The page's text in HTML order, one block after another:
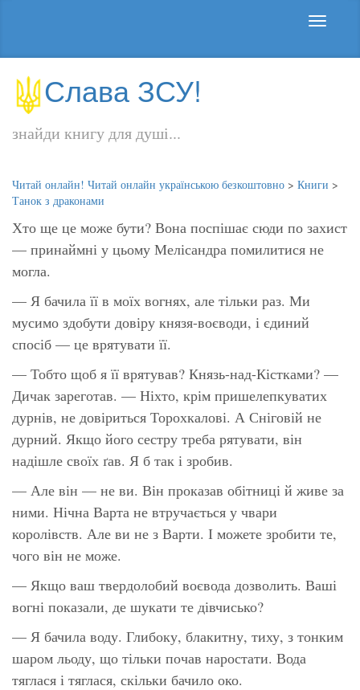
Слава ЗСУ!
знайди книгу для душі...
Читай онлайн! Читай онлайн українською безкоштовно > Книги >
Танок з драконами
Хто ще це може бути? Вона поспішає сюди по захист
— принаймні у цьому Мелісандра помилитися не
могла.
— Я бачила її в моїх вогнях, але тільки раз. Ми
мусимо здобути довіру князя-воєводи, і єдиний
спосіб — це врятувати її.
— Тобто щоб я її врятував? Князь-над-Кістками? —
Дичак зареготав. — Ніхто, крім пришелепкуватих
дурнів, не довіриться Торохкалові. А Сніговій не
дурний. Якщо його сестру треба рятувати, він
надішле своїх ґав. Я б так і зробив.
— Але він — не ви. Він проказав обітниці й живе за
ними. Нічна Варта не втручається у чвари
королівств. Але ви не з Варти. І можете зробити те,
чого він не може.
— Якщо ваш твердолобий воєвода дозволить. Ваші
вогні показали, де шукати те дівчисько?
— Я бачила воду. Глибоку, блакитну, тиху, з тонким
шаром льоду, що тільки почав наростати. Вода
тяглася і тяглася, скільки бачило око.